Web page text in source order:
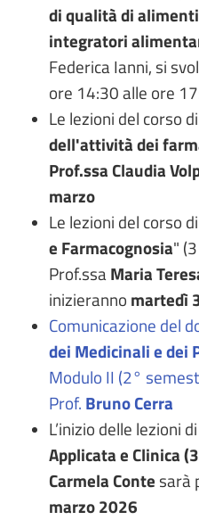
di qualità di
integratori
Federica Ianni, si
ore 14:30 alle ore
Le lezioni del corso di
dell'attività dei
Prof.ssa Claudia
marzo
Le lezioni del corso
e Farmacognosia"
Prof.ssaMaria
inizieranno martedì
Comunicazione del
dei Medicinali e dei
Modulo II (2°
Prof. Bruno Cerra
L’inizio delle lezioni di
Applicata e Clinica
Carmela Conte sarà
marzo 2026